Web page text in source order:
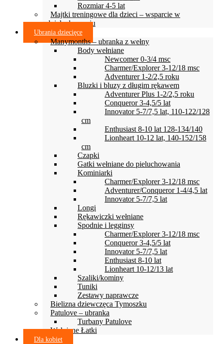
Rozmiar 4-5 lat
Majtki treningowe dla dzieci – wsparcie w
odpieluchowaniu
Ubrania dziecięce
Manymonths – ubranka z wełny
Body wełniane
Newcomer 0-3/4 msc
Charmer/Explorer 3-12/18 msc
Adventurer 1-2/2,5 roku
Bluzki i bluzy z długim rękawem
Adventurer Plus 1-2/2,5 roku
Conqueror 3-4,5/5 lat
Innovator 5-7/7,5 lat, 110-122/128
cm
Enthusiast 8-10 lat 128-134/140
Lionheart 10-12 lat, 140-152/158
cm
Czapki
Gatki wełniane do pieluchowania
Kominiarki
Charmer/Explorer 3-12/18 msc
Adventurer/Conqueror 1-4/4,5 lat
Innovator 5-7/7,5 lat
Longi
Rękawiczki wełniane
Spodnie i legginsy
Charmer/Explorer 3-12/18 msc
Conqueror 3-4,5/5 lat
Innovator 5-7/7,5 lat
Enthusiast 8-10 lat
Lionheart 10-12/13 lat
Szaliki/kominy
Tuniki
Zestawy naprawcze
Bielizna dziewczęca Tymoszku
Patulove – ubranka
Turbany Patulove
Wełniane Łatki
Dla kobiet